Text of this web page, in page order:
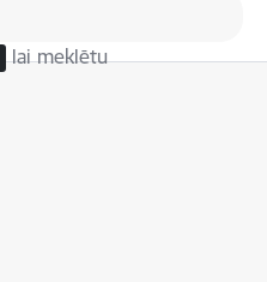
lai meklētu